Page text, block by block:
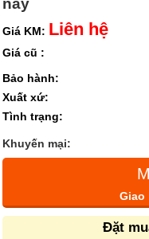
nay
Giá KM: Liên hệ
Giá cũ :
Bảo hành:
Xuất xứ:
Tình trạng:
Khuyến mại:
Giao
Đặt